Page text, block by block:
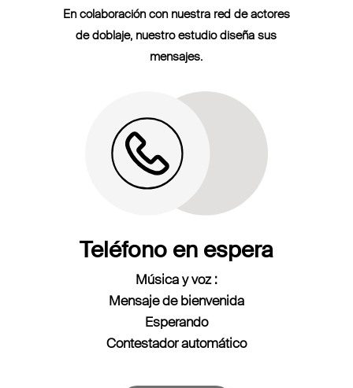
En colaboración con nuestra red de actores
de doblaje, nuestro estudio diseña sus
mensajes.
Teléfono en espera
Música y voz :
Mensaje de bienvenida
Esperando
Contestador automático